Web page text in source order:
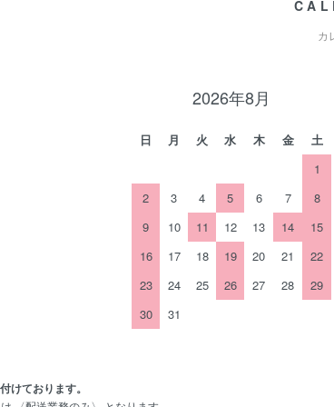
カ
2026年8月
日 月 火 水 木 金
土
1
2
3 4 5 6 7
8
9
10 11 12 13 14
15
16
17 18 19 20 21
22
23
24 25 26 27 28
29
30
31
けております。